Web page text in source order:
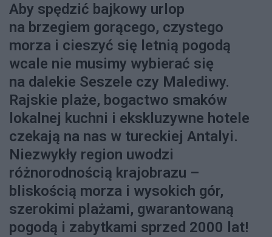
Aby spędzić bajkowy urlop
na brzegiem gorącego, czystego
morza i cieszyć się letnią pogodą
wcale nie musimy wybierać się
na dalekie Seszele czy Malediwy.
Rajskie plaże, bogactwo smaków
lokalnej kuchni i ekskluzywne hotele
czekają na nas w tureckiej Antalyi.
Niezwykły region uwodzi
różnorodnością krajobrazu –
bliskością morza i wysokich gór,
szerokimi plażami, gwarantowaną
pogodą i zabytkami sprzed 2000 lat!